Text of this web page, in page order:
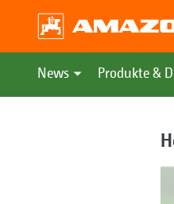
News Produkte &